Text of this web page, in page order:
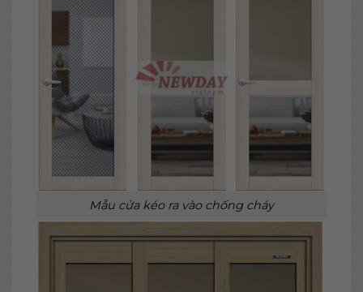
Mẫu cửa kéo ra vào chống cháy